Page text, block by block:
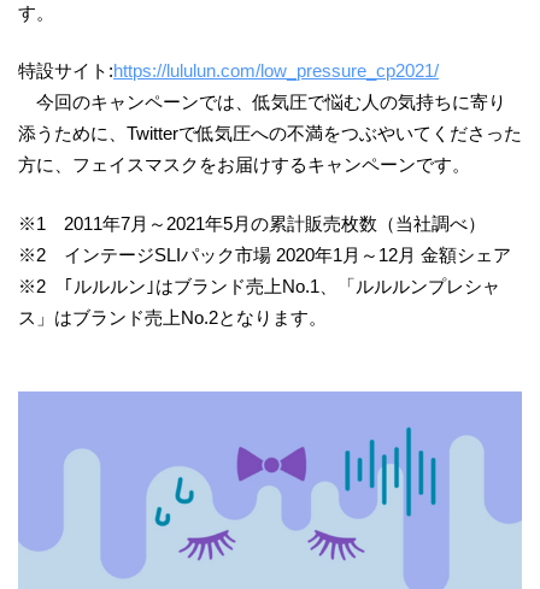
す。
特設サイト:https://lululun.com/low_pressure_cp2021/
今回のキャンペーンでは、低気圧で悩む人の気持ちに寄り
添うために、Twitterで低気圧への不満をつぶやいてくださった
方に、フェイスマスクをお届けするキャンペーンです。
※1 2011年7月～2021年5月の累計販売枚数（当社調べ）
※2 インテージSLIパック市場 2020年1月～12月 金額シェア
※2 ｢ルルルン｣はブランド売上No.1、「ルルルンプレシャ
ス」はブランド売上No.2となります。